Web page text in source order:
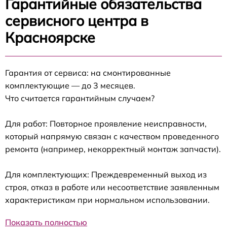
Гарантийные обязательства
сервисного центра в
Красноярске
Гарантия от сервиса: на смонтированные
комплектующие — до 3 месяцев.
Что считается гарантийным случаем?
Для работ: Повторное проявление неисправности,
который напрямую связан с качеством проведенного
ремонта (например, некорректный монтаж запчасти).
Для комплектующих: Преждевременный выход из
строя, отказ в работе или несоответствие заявленным
характеристикам при нормальном использовании.
Показать полностью